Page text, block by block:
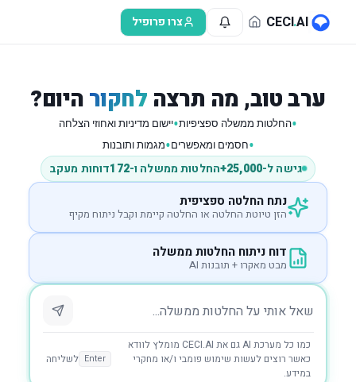
דלג לתוכן הראשי
CECI.AI צרו פרופיל
ערב טוב, מה תרצה לחקורהיום?
•החלטות ממשלה ספציפיות•יישום מדיניות ואחוזי הצלחה
•חסמים ומאפשרים•מגמות ותובנות
גישה ל-25,000+ החלטות ממשלה ו-172דוחות מעקב
נתח החלטה ספציפית
הזן טיוטת החלטה או החלטה קיימת וקבל ניתוח מקיף
דוח ניתוח החלטות ממשלה
מבט מאקרו + תובנות AI
כמו כל מערכת AI גם את CECI.AI מומלץ לוודא
כאשר רוצים לעשות שימוש פומבי ו/או מחקרי
במידע.
Enter לשליחה